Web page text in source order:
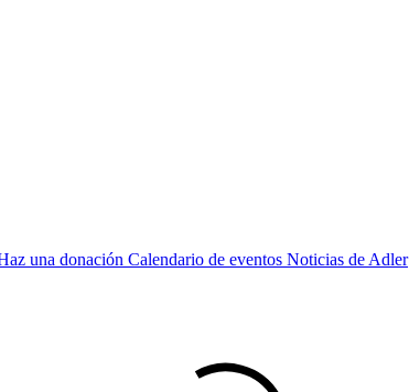
una donación Calendario de eventos Noticias de Adler